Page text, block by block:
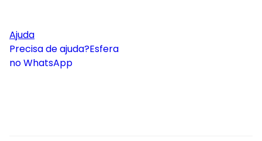
Ajuda
Precisa de ajuda?Esfera
no WhatsApp